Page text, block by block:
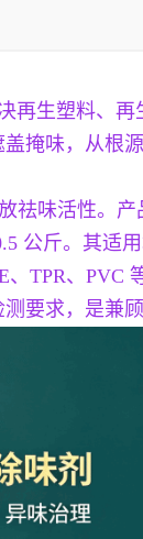
再生塑料、
掩味，从根
祛味活性。
公斤。其适
TPR、PVC
要求，是兼